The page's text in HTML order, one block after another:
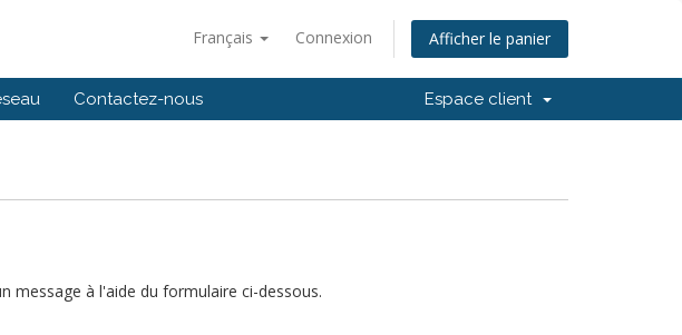
Français Connexion Afficher le panier
Contactez-nous Espace client
message à l'aide du formulaire ci-dessous.